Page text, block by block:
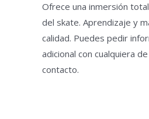
Ofrece una inmersión
del skate. Aprendizaje y
calidad. Puedes pedir
adicional con cualquiera
contacto.